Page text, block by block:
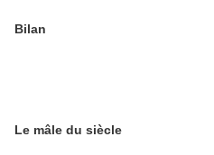
Bilan
Le mâle du siècle